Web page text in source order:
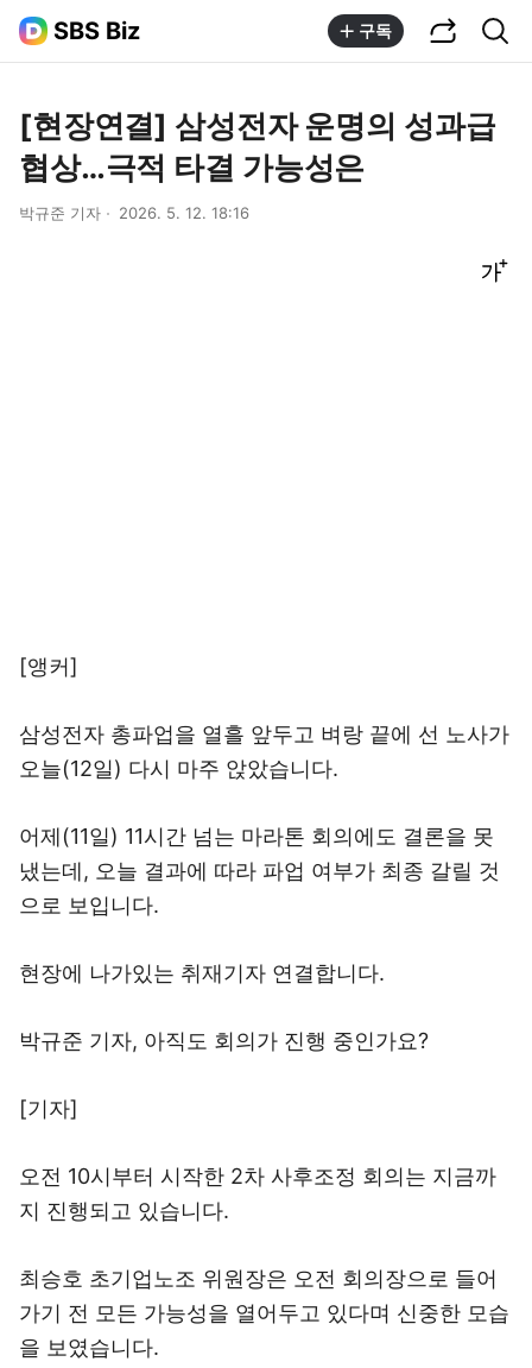
SBS Biz 구독
[현장연결] 삼성전자 운명의 성과급
협상…극적 타결 가능성은
박규준 기자 2026. 5. 12. 18:16
[앵커]
삼성전자 총파업을 열흘 앞두고 벼랑 끝에 선 노사가
오늘(12일) 다시 마주 앉았습니다.
어제(11일) 11시간 넘는 마라톤 회의에도 결론을 못
냈는데, 오늘 결과에 따라 파업 여부가 최종 갈릴 것
으로 보입니다.
현장에 나가있는 취재기자 연결합니다.
박규준 기자, 아직도 회의가 진행 중인가요?
[기자]
오전 10시부터 시작한 2차 사후조정 회의는 지금까
지 진행되고 있습니다.
최승호 초기업노조 위원장은 오전 회의장으로 들어
가기 전 모든 가능성을 열어두고 있다며 신중한 모습
을 보였습니다.